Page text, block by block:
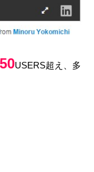
USERS超え、多